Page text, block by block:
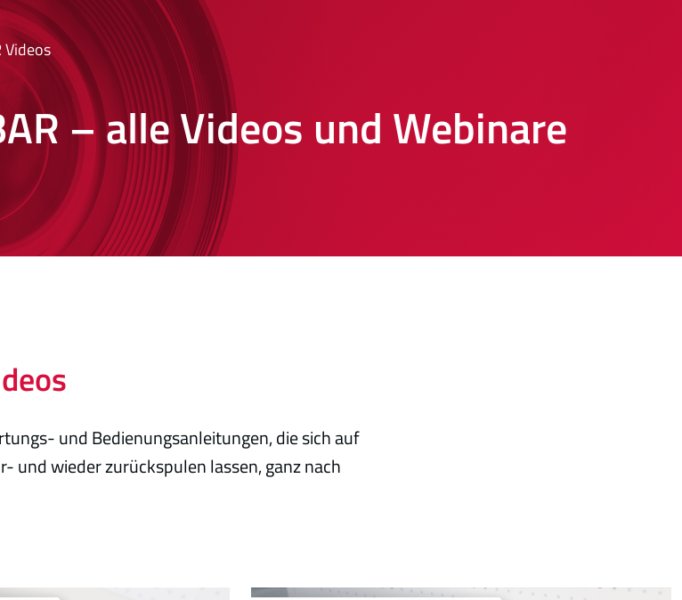
Videos
– alle Videos und Webinare
und Bedienungsanleitungen, die sich auf
und wieder zurückspulen lassen, ganz nach